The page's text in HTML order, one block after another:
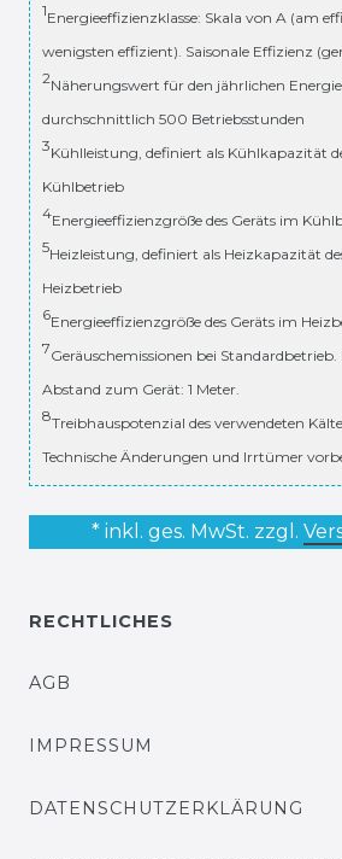
1Energieeffizienzklasse: Skala von A (am
wenigsten effizient). Saisonale Effizienz
2Näherungswert für den jährlichen
durchschnittlich 500 Betriebsstunden
3Kühlleistung, definiert als Kühlkapazität
Kühlbetrieb
4Energieeffizienzgröße des Geräts im
5Heizleistung, definiert als Heizkapazität
Heizbetrieb
6Energieeffizienzgröße des Geräts im
7Geräuschemissionen bei
Abstand zum Gerät: 1 Meter.
8Treibhauspotenzial des verwendeten
Technische Änderungen und Irrtümer
* inkl. ges. MwSt. zzgl.
RECHTLICHES
AGB
IMPRESSUM
DATENSCHUTZERKLÄRUNG